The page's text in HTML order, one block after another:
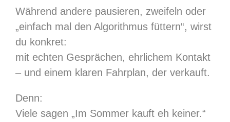
Während andere pausieren, zweifeln oder
„einfach mal den Algorithmus füttern“, wirst
du konkret:
mit echten Gesprächen, ehrlichem Kontakt
– und einem klaren Fahrplan, der verkauft.
Denn:
Viele sagen „Im Sommer kauft eh keiner.“